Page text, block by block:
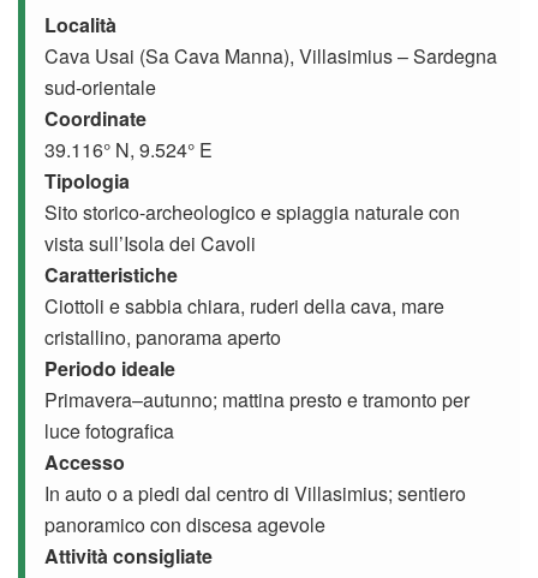
Località
Cava Usai (Sa Cava Manna), Villasimius – Sardegna
sud-orientale
Coordinate
39.116° N, 9.524° E
Tipologia
Sito storico-archeologico e spiaggia naturale con
vista sull’Isola dei Cavoli
Caratteristiche
Ciottoli e sabbia chiara, ruderi della cava, mare
cristallino, panorama aperto
Periodo ideale
Primavera–autunno; mattina presto e tramonto per
luce fotografica
Accesso
In auto o a piedi dal centro di Villasimius; sentiero
panoramico con discesa agevole
Attività consigliate